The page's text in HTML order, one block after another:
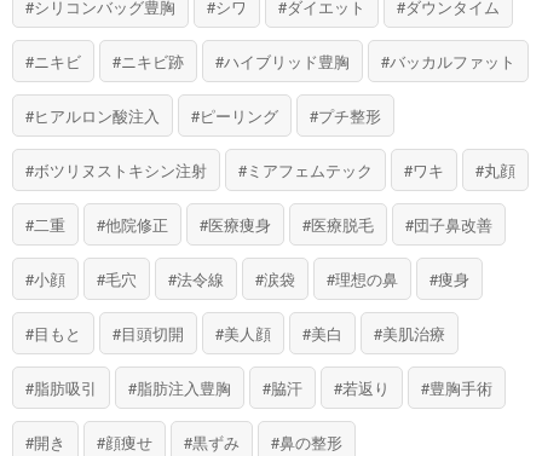
シリコンバッグ豊胸 シワ ダイエット ダウンタイム
ニキビ ニキビ跡 ハイブリッド豊胸 バッカルファット
ヒアルロン酸注入 ピーリング プチ整形
ボツリヌストキシン注射 ミアフェムテック ワキ 丸顔
二重 他院修正 医療痩身 医療脱毛 団子鼻改善
小顔 毛穴 法令線 涙袋 理想の鼻 痩身
目もと 目頭切開 美人顔 美白 美肌治療
脂肪吸引 脂肪注入豊胸 脇汗 若返り 豊胸手術
開き 顔痩せ 黒ずみ 鼻の整形